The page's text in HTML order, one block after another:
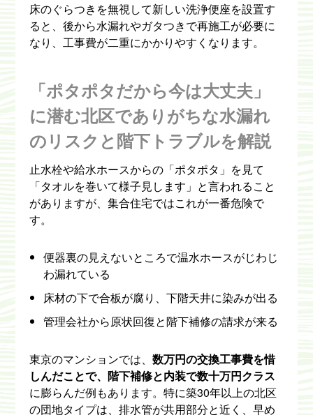
床のぐらつきを無視して新しい洗浄便座を設置す
ると、後から水漏れやガタつきで再施工が必要に
なり、工事費が二重にかかりやすくなります。
「ポタポタだから今は大丈夫」
に潜む北区でありがちな水漏れ
のリスクと階下トラブルを解説
止水栓や給水ホースからの「ポタポタ」を見て
「タオルを巻いて様子見します」と言われること
がありますが、集合住宅ではこれが一番危険で
す。
便器裏の見えないところで温水ホースがじわじ
わ漏れている
床材の下で合板が腐り、下階天井に染みが出る
管理会社から原状回復と階下補修の請求が来る
東京のマンションでは、数万円の交換工事費を惜
しんだことで、階下補修と内装で数十万円クラス
に膨らんだ例もあります。特に築30年以上の北区
の団地タイプは、排水管が共用部分と近く、早め